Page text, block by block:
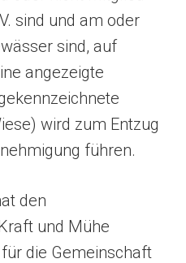
sind und am oder
sind, auf
angezeigte
wird zum Entzug
führen.
den
und Mühe
die Gemeinschaft